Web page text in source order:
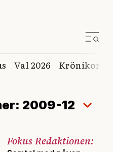
Val 2026 Krönikor
2009-12
Fokus Redaktionen: